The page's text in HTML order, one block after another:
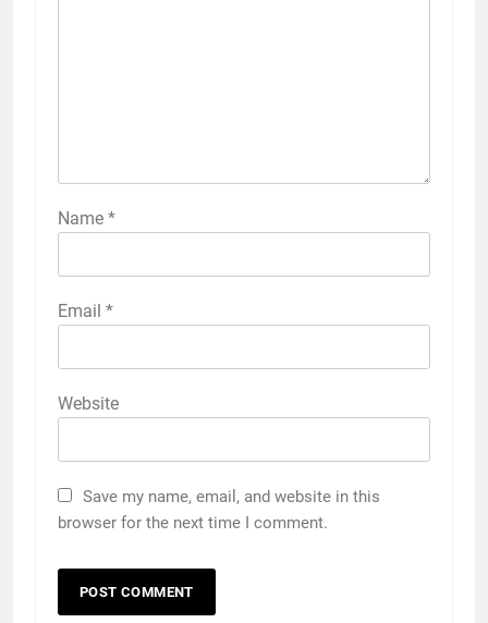
Name *
Email *
Website
Save my name, email, and website in this
browser for the next time I comment.